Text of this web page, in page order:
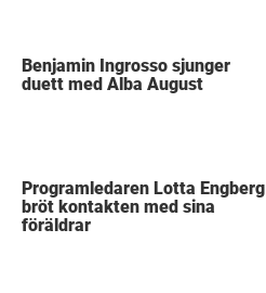
Benjamin Ingrosso sjunger
duett med Alba August
Programledaren Lotta Engberg
bröt kontakten med sina
föräldrar